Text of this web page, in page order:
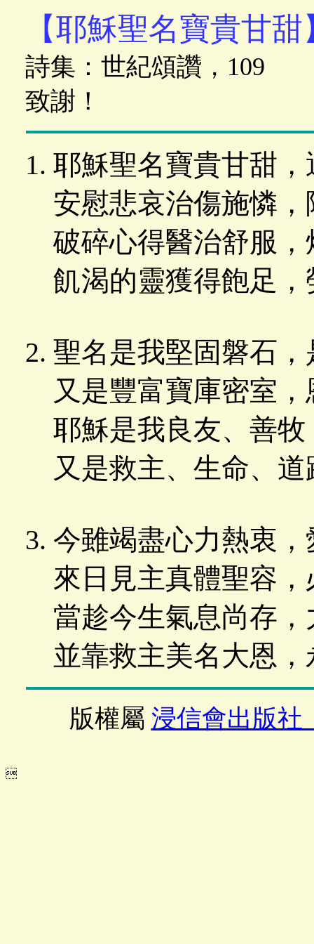
【耶穌聖名寶貴甘甜
詩集：世紀頌讚，
致謝！
耶穌聖名寶貴甘甜
安慰悲哀治傷施憐
破碎心得醫治舒服
飢渴的靈獲得飽足
聖名是我堅固磐石
又是豐富寶庫密室
耶穌是我良友、善
又是救主、生命、
今雖竭盡心力熱衷
來日見主真體聖容
當趁今生氣息尚存
並靠救主美名大恩
版權屬 浸信會出版社
